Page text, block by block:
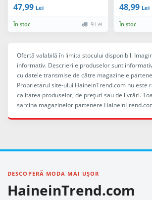
47,99 Lei
În stoc 9 Lei
48,99 Lei
În stoc
Ofertă valabilă în limita stocului disponibil.
informativ. Descrierile produselor sunt
cu datele transmise de către magazinele
Proprietarul site-ului HaineinTrend.com nu este
calitatea produselor, de preţuri sau de livrări.
sarcina magazinelor partenere
DESCOPERĂ MODA MAI UȘOR
HaineinTrend.com